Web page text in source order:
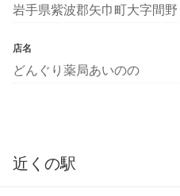
岩手県紫波郡矢巾町大字間
店名
どんぐり薬局あいのの
近くの駅